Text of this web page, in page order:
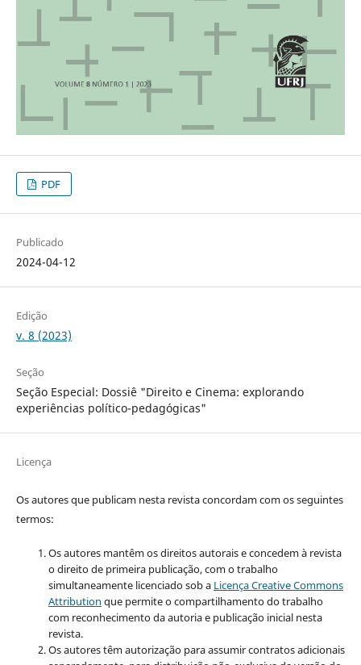
PDF
Publicado
2024-04-12
Edição
v. 8 (2023)
Seção
Seção Especial: Dossiê "Direito e Cinema: explorando
experiências político-pedagógicas"
Licença
Os autores que publicam nesta revista concordam com os seguintes
termos:
Os autores mantêm os direitos autorais e concedem à revista
o direito de primeira publicação, com o trabalho
simultaneamente licenciado sob a Licença Creative Commons
Attribution que permite o compartilhamento do trabalho
com reconhecimento da autoria e publicação inicial nesta
revista.
Os autores têm autorização para assumir contratos adicionais